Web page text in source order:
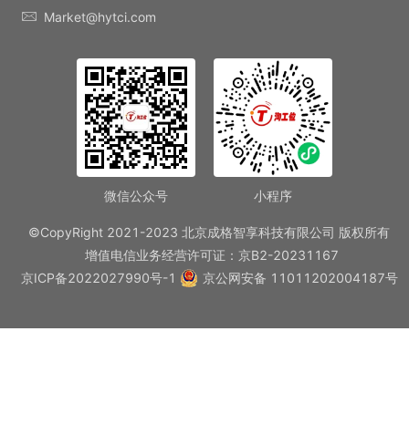
Market@hytci.com
微信公众号 小程序
©CopyRight 2021-2023 北京成格智享科技有限公司 版权所有
增值电信业务经营许可证：京B2-20231167
京ICP备2022027990号-1
京公网安备 11011202004187号